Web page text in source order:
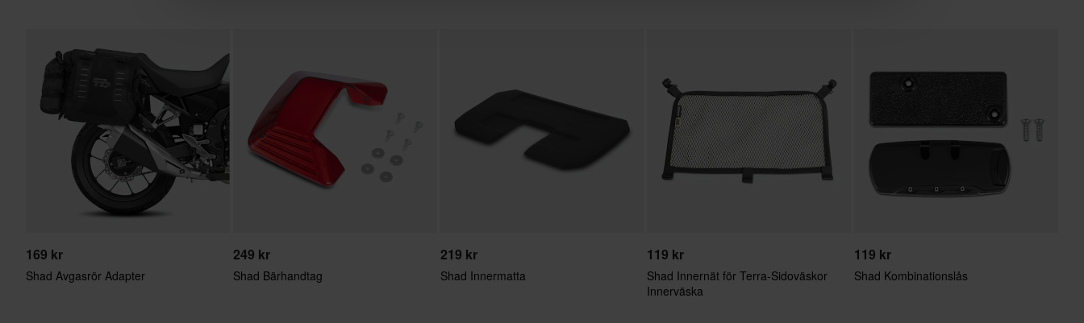
169 kr
Shad Avgasrör Adapter
249 kr
Shad Bärhandtag
219 kr
Shad Innermatta
119 kr
Shad Innernät för Terra-Sidoväskor
Innerväska
119 kr
Shad Kombinationslås